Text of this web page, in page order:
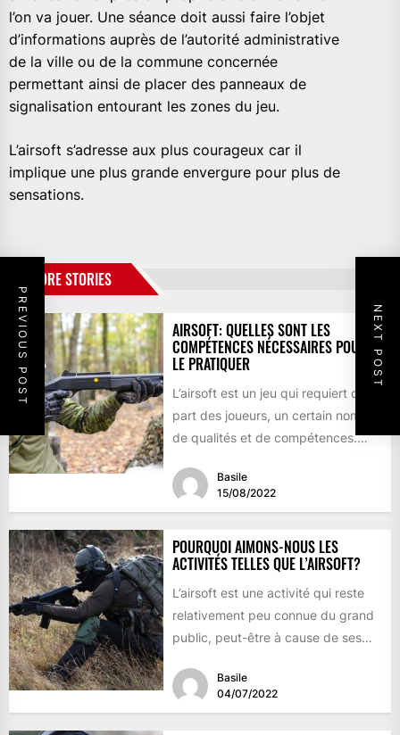
l’on va jouer. Une séance doit aussi faire l’objet
d’informations auprès de l’autorité administrative
de la ville ou de la commune concernée
permettant ainsi de placer des panneaux de
signalisation entourant les zones du jeu.
L’airsoft s’adresse aux plus courageux car il
implique une plus grande envergure pour plus de
sensations.
PREVIOUS POST NEXT POST
MORE STORIES
AIRSOFT: QUELLES SONT LES
COMPÉTENCES NÉCESSAIRES POUR
LE PRATIQUER
L’airsoft est un jeu qui requiert de la
part des joueurs, un certain nombre
de qualités et de compétences.
Basile
15/08/2022
POURQUOI AIMONS-NOUS LES
ACTIVITÉS TELLES QUE L’AIRSOFT?
L’airsoft est une activité qui reste
relativement peu connue du grand
public, peut-être à cause de ses
Basile
04/07/2022